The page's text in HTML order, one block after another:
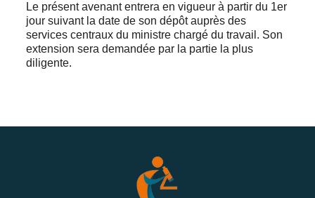
Le présent avenant entrera en vigueur à partir du 1er
jour suivant la date de son dépôt auprès des
services centraux du ministre chargé du travail. Son
extension sera demandée par la partie la plus
diligente.